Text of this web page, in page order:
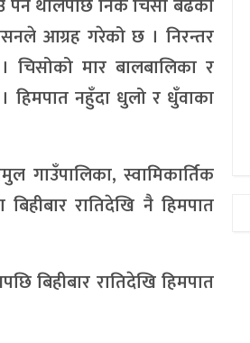
पर्न थालेपछि निकै चिसो बढेको
आग्रह गरेको छ । निरन्तर
चिसोको मार बालबालिका र
हिमपात नहुँदा धुलो र धुँवाका
गाउँपालिका, स्वामिकार्तिक
बिहीबार रातिदेखि नै हिमपात
बिहीबार रातिदेखि हिमपात